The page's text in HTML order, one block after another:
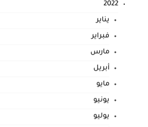
2022
يناير
فبراير
مارس
أبريل
مايو
يونيو
يوليو